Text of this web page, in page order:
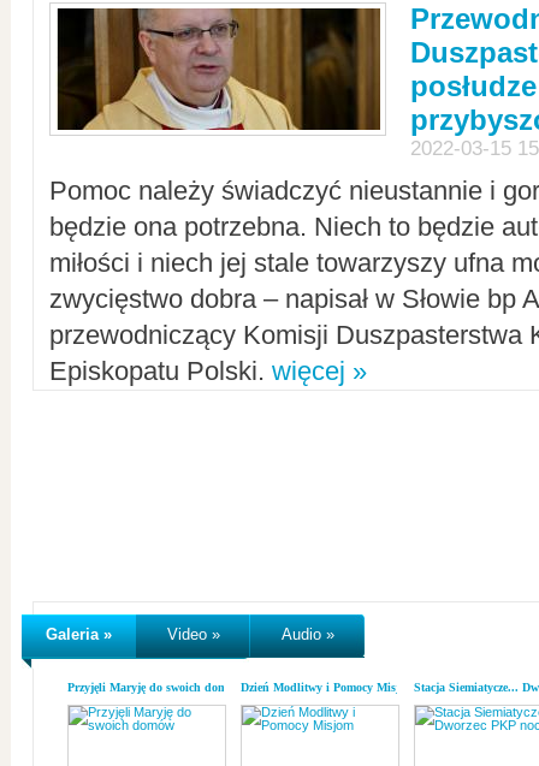
2022-03-15
Pomoc należy świadczyć nieustannie i
będzie ona potrzebna. Niech to będzie
miłości i niech jej stale towarzyszy ufna
zwycięstwo dobra – napisał w Słowie bp
przewodniczący Komisji Duszpasterstwa
Episkopatu Polski. więcej »
Galeria » Video » Audio »
Przyjęli Maryję do swoich domówDzień Modlitwy i Pomocy MisjomStacja Siemiatycze...